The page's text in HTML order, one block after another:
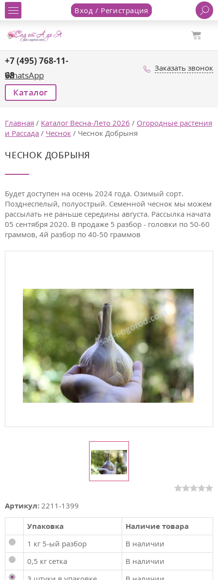
Вход / Регистрация
+7 (495) 768-11-
68
WhatsApp
Заказать звонок
Каталог
Главная / Каталог Весна-Лето 2026 / Огородные растения
и Рассада / Чеснок / Чеснок Добрыня
ЧЕСНОК ДОБРЫНЯ
Будет доступен на осень 2024 года. Озимый сорт.
Позднеспелый, полуострый. Семенной чеснок мы можем
рассылать не раньше середины августа. Рассылка начата
05 сентября 2020. В продаже 5 разбор - головки по 50-60
граммов, 4й разбор по 40-50 граммов
Артикул: 2211-1399
Упаковка
Наличие товара
1 кг 5-ый разбор
В наличии
0,5 кг сетка
В наличии